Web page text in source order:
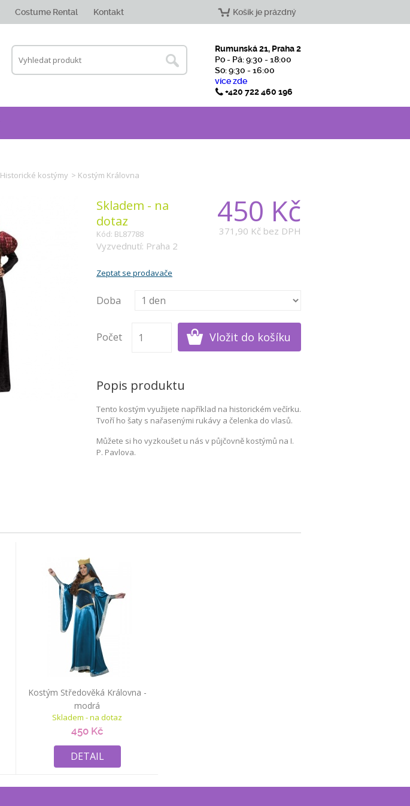
Costume Rental Kontakt Košík je prázdný
Rumunská 21, Praha 2
Po - Pá: 9:30 - 18:00
So: 9:30 - 16:00
více zde
+420 722 460 196
Historické kostýmy > Kostým Královna
450 Kč
371,90 Kč bez DPH
Skladem - na
dotaz
Kód: BL87788
Vyzvednutí: Praha 2
Zeptat se prodavače
Doba
Počet
Popis produktu
Tento kostým využijete například na historickém večírku.
Tvoří ho šaty s nařasenými rukávy a čelenka do vlasů.
Můžete si ho vyzkoušet u nás v půjčovně kostýmů na I.
P. Pavlova.
Kostým Středověká Královna -
modrá
Skladem - na dotaz
450 Kč
DETAIL